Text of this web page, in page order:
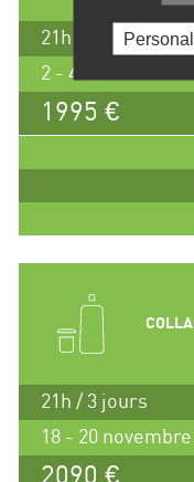
21h / 3 jours
2 - 4 novembre
1995 €
21h / 3 jours
18 - 20